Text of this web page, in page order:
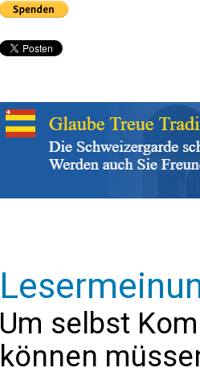
Um selbst
können